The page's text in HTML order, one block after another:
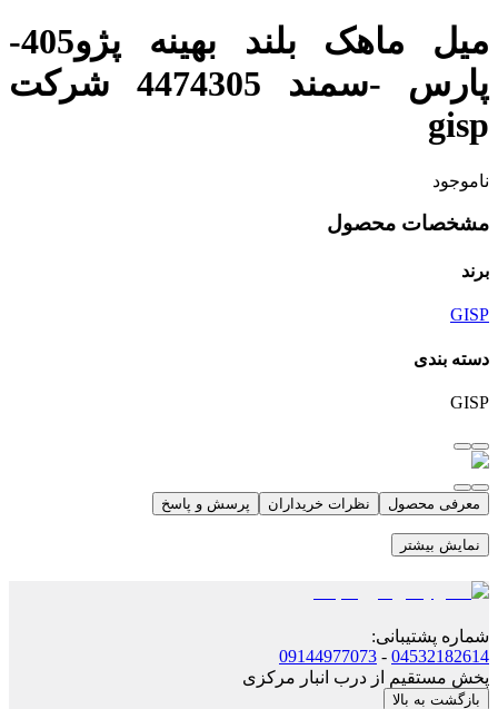
میل ماهک بلند بهینه پژو405-
پارس -سمند 4474305 شرکت
gisp
ناموجود
مشخصات محصول
برند
GISP
دسته بندی
GISP
معرفی محصول نظرات خریداران پرسش و پاسخ
نمایش بیشتر
شماره پشتیبانی:
04532182614
-
09144977073
پخش مستقیم از درب انبار مرکزی
بازگشت به بالا